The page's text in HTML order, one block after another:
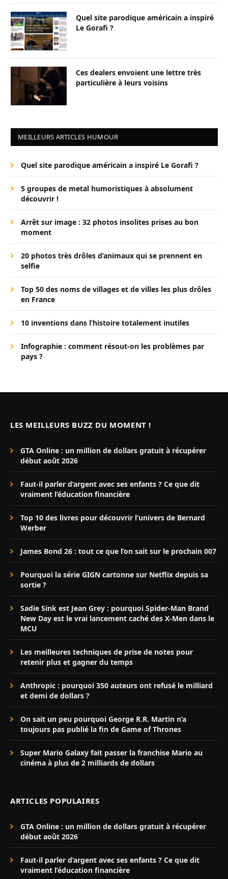
Quel site parodique américain a inspiré
Le Gorafi ?
Ces dealers envoient une lettre très
particulière à leurs voisins
MEILLEURS ARTICLES HUMOUR
Quel site parodique américain a inspiré Le Gorafi ?
5 groupes de metal humoristiques à absolument
découvrir !
Arrêt sur image : 32 photos insolites prises au bon
moment
20 photos très drôles d’animaux qui se prennent en
selfie
Top 50 des noms de villages et de villes les plus drôles
en France
10 inventions dans l’histoire totalement inutiles
Infographie : comment résout-on les problèmes par
pays ?
LES MEILLEURS BUZZ DU MOMENT !
GTA Online : un million de dollars gratuit à récupérer
début août 2026
Faut-il parler d’argent avec ses enfants ? Ce que dit
vraiment l’éducation financière
Top 10 des livres pour découvrir l’univers de Bernard
Werber
James Bond 26 : tout ce que l’on sait sur le prochain 007
Pourquoi la série GIGN cartonne sur Netflix depuis sa
sortie ?
Sadie Sink est Jean Grey : pourquoi Spider-Man Brand
New Day est le vrai lancement caché des X-Men dans le
MCU
Les meilleures techniques de prise de notes pour
retenir plus et gagner du temps
Anthropic : pourquoi 350 auteurs ont refusé le milliard
et demi de dollars ?
On sait un peu pourquoi George R.R. Martin n’a
toujours pas publié la fin de Game of Thrones
Super Mario Galaxy fait passer la franchise Mario au
cinéma à plus de 2 milliards de dollars
ARTICLES POPULAIRES
GTA Online : un million de dollars gratuit à récupérer
début août 2026
Faut-il parler d’argent avec ses enfants ? Ce que dit
vraiment l’éducation financière